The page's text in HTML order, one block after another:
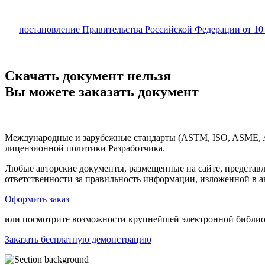
постановление Правительства Российской Федерации от
Скачать документ нельзя
Вы можете заказать документ
Международные и зарубежные стандарты (ASTM, ISO, ASME,
лицензионной политики Разработчика.
Любые авторские документы, размещенные на сайте,
ответственности за правильность информации, изложенной в
Оформить заказ
или посмотрите возможности крупнейшей электронной
Заказать бесплатную демонстрацию